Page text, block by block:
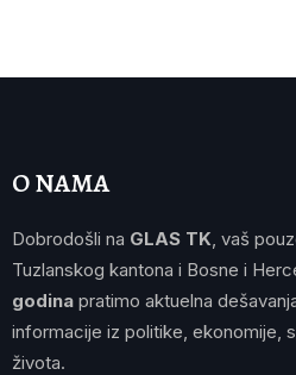
O NAMA
Dobrodošli na GLAS TK , vaš
Tuzlanskog kantona i Bosne i
godina pratimo aktuelna
informacije iz politike, ekonomije,
života.